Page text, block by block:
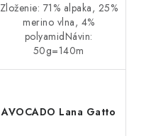
Zloženie: 71% alpaka, 25%
merino vlna, 4%
polyamidNávin:
50g=140m
AVOCADO Lana Gatto